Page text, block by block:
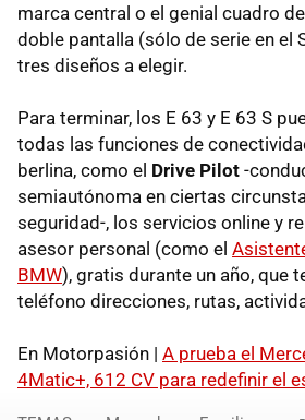
marca central o el genial cuadro
doble pantalla (sólo de serie en el
tres diseños a elegir.
Para terminar, los E 63 y E 63 S
todas las funciones de
berlina, como el Drive Pilot -
semiautónoma en ciertas
seguridad-, los servicios online y
asesor personal (como el
BMW), gratis durante un año, que
teléfono direcciones, rutas,
En Motorpasión | A prueba el
4Matic+, 612 CV para redefinir el